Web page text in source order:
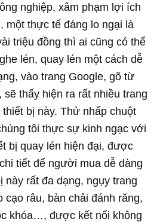
nghiệp, xâm phạm lợi ích
một thực tế đáng lo ngại là
triệu đồng thì ai cũng có thể
lén, quay lén một cách dễ
vào trang Google, gõ từ
sẽ thấy hiện ra rất nhiều trang
bị này. Thử nhấp chuột
tôi thực sự kinh ngạc với
bị quay lén hiện đại, được
tiết để người mua dễ dàng
này rất đa dạng, ngụy trang
râu, bàn chải đánh răng,
khóa…, được kết nối không